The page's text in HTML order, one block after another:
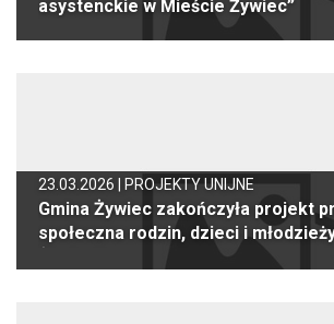
asystenckie w Mieście Żywiec”
23.03.2026 | PROJEKTY UNIJNE
Gmina Żywiec zakończyła projekt
społeczna rodzin, dzieci i